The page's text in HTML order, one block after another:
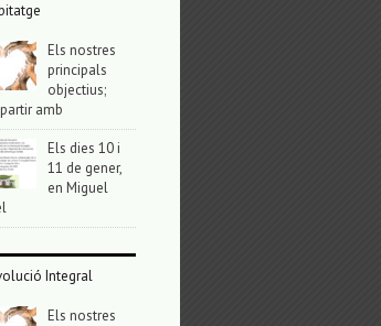
Els nostres
principals
objectius;
amb
Els dies 10 i
11 de gener,
en Miguel
Integral
Els nostres